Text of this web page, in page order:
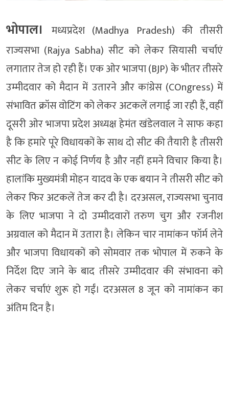
भोपाल।मध्यप्रदेश (Madhya Pradesh) की तीसरी
राज्यसभा (Rajya Sabha) सीट को लेकर सियासी चर्चाएं
लगातार तेज हो रही हैं। एक ओर भाजपा (BJP) के भीतर तीसरे
उम्मीदवार को मैदान में उतारने और कांग्रेस (COngress) में
संभावित क्रॉस वोटिंग को लेकर अटकलें लगाई जा रही हैं, वहीं
दूसरी ओर भाजपा प्रदेश अध्यक्ष हेमंत खंडेलवाल ने साफ कहा
है कि हमारे पूरे विधायकों के साथ दो सीट की तैयारी है तीसरी
सीट के लिए न कोई निर्णय है और नहीं हमने विचार किया है।
हालांकि मुख्यमंत्री मोहन यादव के एक बयान ने तीसरी सीट को
लेकर फिर अटकलें तेज कर दी है। दरअसल, राज्यसभा चुनाव
के लिए भाजपा ने दो उम्मीदवारों तरुण चुग और रजनीश
अग्रवाल को मैदान में उतारा है। लेकिन चार नामांकन फॉर्म लेने
और भाजपा विधायकों को सोमवार तक भोपाल में रुकने के
निर्देश दिए जाने के बाद तीसरे उम्मीदवार की संभावना को
लेकर चर्चाएं शुरू हो गईं। दरअसल 8 जून को नामांकन का
अंतिम दिन है।